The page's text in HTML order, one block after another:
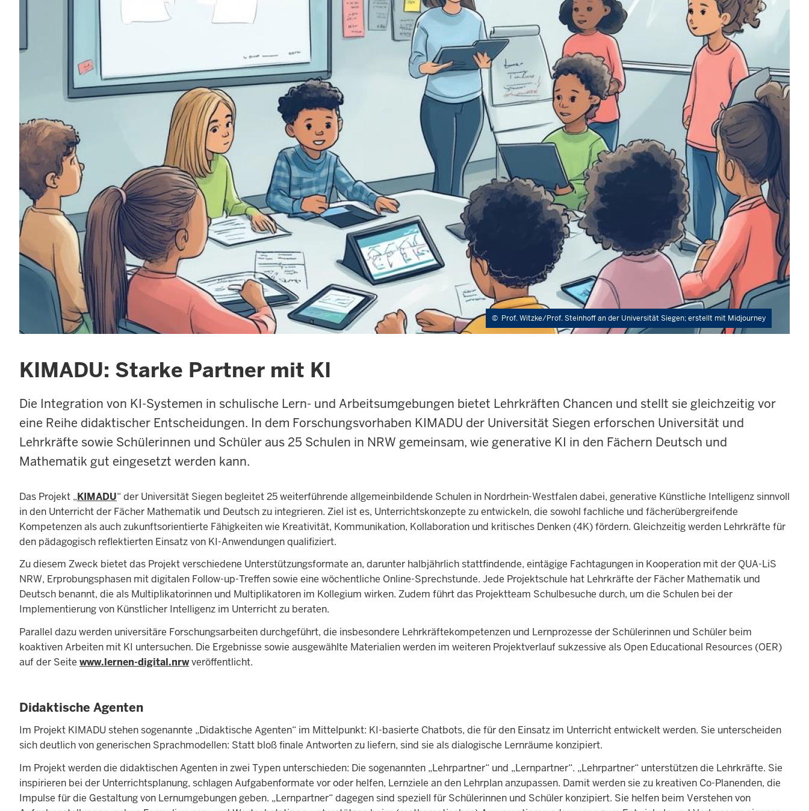
© Prof. Witzke/Prof. Steinhoff an der Universität Siegen; erstellt mit Midjourney
KIMADU: Starke Partner mit KI
Die Integration von KI-Systemen in schulische Lern- und Arbeitsumgebungen bietet Lehrkräften Chancen und stellt sie gleichzeitig vor
eine Reihe didaktischer Entscheidungen. In dem Forschungsvorhaben KIMADU der Universität Siegen erforschen Universität und
Lehrkräfte sowie Schülerinnen und Schüler aus 25 Schulen in NRW gemeinsam, wie generative KI in den Fächern Deutsch und
Mathematik gut eingesetzt werden kann.
Das Projekt „KIMADU“ der Universität Siegen begleitet 25 weiterführende allgemeinbildende Schulen in Nordrhein-Westfalen dabei, generative Künstliche Intelligenz sinnvoll
in den Unterricht der Fächer Mathematik und Deutsch zu integrieren. Ziel ist es, Unterrichtskonzepte zu entwickeln, die sowohl fachliche und fächerübergreifende
Kompetenzen als auch zukunftsorientierte Fähigkeiten wie Kreativität, Kommunikation, Kollaboration und kritisches Denken (4K) fördern. Gleichzeitig werden Lehrkräfte für
den pädagogisch reflektierten Einsatz von KI-Anwendungen qualifiziert.
Zu diesem Zweck bietet das Projekt verschiedene Unterstützungsformate an, darunter halbjährlich stattfindende, eintägige Fachtagungen in Kooperation mit der QUA-LiS
NRW, Erprobungsphasen mit digitalen Follow-up-Treffen sowie eine wöchentliche Online-Sprechstunde. Jede Projektschule hat Lehrkräfte der Fächer Mathematik und
Deutsch benannt, die als Multiplikatorinnen und Multiplikatoren im Kollegium wirken. Zudem führt das Projektteam Schulbesuche durch, um die Schulen bei der
Implementierung von Künstlicher Intelligenz im Unterricht zu beraten.
Parallel dazu werden universitäre Forschungsarbeiten durchgeführt, die insbesondere Lehrkräftekompetenzen und Lernprozesse der Schülerinnen und Schüler beim
koaktiven Arbeiten mit KI untersuchen. Die Ergebnisse sowie ausgewählte Materialien werden im weiteren Projektverlauf sukzessive als Open Educational Resources (OER)
auf der Seite www.lernen-digital.nrwveröffentlicht.
Didaktische Agenten
Im Projekt KIMADU stehen sogenannte „Didaktische Agenten“ im Mittelpunkt: KI-basierte Chatbots, die für den Einsatz im Unterricht entwickelt werden. Sie unterscheiden
sich deutlich von generischen Sprachmodellen: Statt bloß finale Antworten zu liefern, sind sie als dialogische Lernräume konzipiert.
Im Projekt werden die didaktischen Agenten in zwei Typen unterschieden: Die sogenannten „Lehrpartner“ und „Lernpartner“. „Lehrpartner“ unterstützen die Lehrkräfte. Sie
inspirieren bei der Unterrichtsplanung, schlagen Aufgabenformate vor oder helfen, Lernziele an den Lehrplan anzupassen. Damit werden sie zu kreativen Co-Planenden, die
Impulse für die Gestaltung von Lernumgebungen geben. „Lernpartner“ dagegen sind speziell für Schülerinnen und Schüler konzipiert. Sie helfen beim Verstehen von